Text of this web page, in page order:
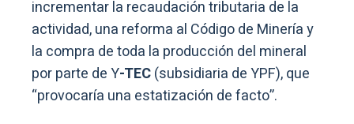
incrementar la recaudación tributaria de la
actividad, una reforma al Código de Minería y
la compra de toda la producción del mineral
por parte de Y-TEC(subsidiaria de YPF), que
“provocaría una estatización de facto”.